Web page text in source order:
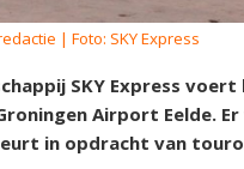
| Foto: SKY Express
SKY Express
Airport Eelde.
in opdracht van